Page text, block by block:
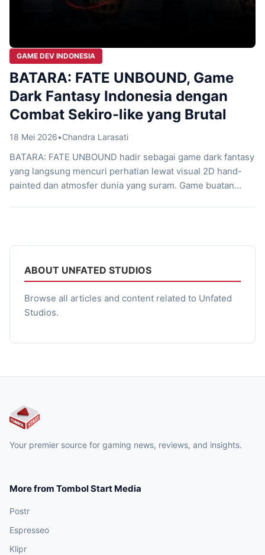
ABOUT UNFATED STUDIOS
Browse all articles and content related to Unfated
Studios.
GAME DEV INDONESIA
BATARA: FATE UNBOUND, Game
Dark Fantasy Indonesia dengan
Combat Sekiro-like yang Brutal
18 Mei 2026•Chandra Larasati
BATARA: FATE UNBOUND hadir sebagai game dark fantasy
yang langsung mencuri perhatian lewat visual 2D hand-
painted dan atmosfer dunia yang suram. Game buatan
Your premier source for gaming news, reviews, and insights.
More from Tombol Start Media
Postr
Espresseo
Klipr